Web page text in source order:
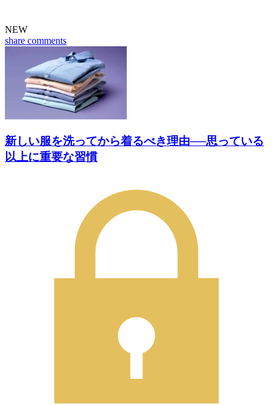
NEW
share comments
新しい服を洗ってから着るべき理由──思っている
以上に重要な習慣